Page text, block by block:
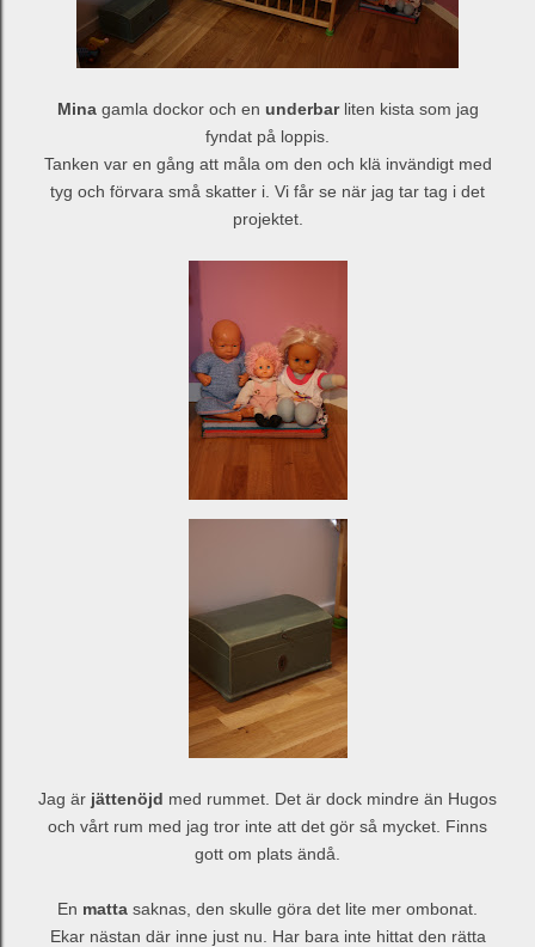
Minagamla dockor och en underbarliten kista som jag
fyndat på loppis.
Tanken var en gång att måla om den och klä invändigt med
tyg och förvara små skatter i. Vi får se när jag tar tag i det
projektet.
Jag är jättenöjd med rummet. Det är dock mindre än Hugos
och vårt rum med jag tror inte att det gör så mycket. Finns
gott om plats ändå.
En matta saknas, den skulle göra det lite mer ombonat.
Ekar nästan där inne just nu. Har bara inte hittat den rätta